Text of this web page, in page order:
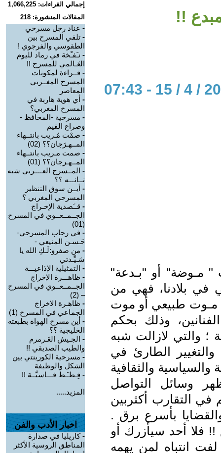
!!
" مـوضة" أو "بـدعة"
في بلادنا، فهي من
مـوت طبيعي أو موت
وذلك بحكم
؛ والتي لازالت شبه
الطارئ في
والسياسية والثقافية
وسائل التواصل
التقارب أكثربين
والقضايا بأسرع برق .
!! فلا أحد سيأزرك أو
انتباه لمن يهمه
إجمالي القراءات: 1,066,225
المقالات المنشورة: 218
- عناد رجل مسرحي
- تلقي المسرح بين
الطقوسي والفرجوي !
- نـَفـْخة في رماد لليوم
العَـالمي للمسرح !!
- قــراءة لمكونات
المسرح المغــربي
المعاصر
- أي هوية هاربة في
المسرح المغربي؟
- مسرحية -المحافظ -
وصراع القيم
- صمْت مُـريب بانتــهاء
المــهـرَجان؟؟ (02)
- صمت مـريب بانتــهاء
المــهـرجان؟؟ (01)
- المــسرح العــــربي شبه
تــائـــه ؟؟
- أيــن سوق التنظير
المسرحي المغربي ؟
- قــَصدية الإخـراج
الجــمــعــوي في المسرح
(01)
- في رحاب المسرحي-
حَـسـن المنيعي -
- من صفرو:لَـكِ الله يا
سَـيِّـدتي
- التمثيلية الإذاعيـــة
- ظاهـــرة الإخراج
الجــمــعــوي في المسرح
– (2)
- ظاهـرة الاخراج
الجماعي في المسرح (1)
- أين مسرح الهواة بطبعته
الخليجية ؟؟
- الجـيش العَـرمرم
والطيب الصديقي !!
- مسرحية الكورينتي بين
الشكل والوظيفة
- قِـطـَـط فـــاسيَّــة !!
المزيد.....
اخبار الأدب والفن
-كاريليا في صدارة
المناطق الروسية الأكثر